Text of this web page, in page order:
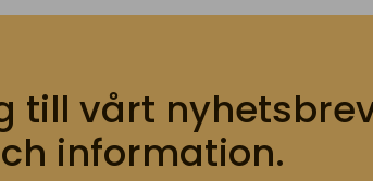
till vårt
information.